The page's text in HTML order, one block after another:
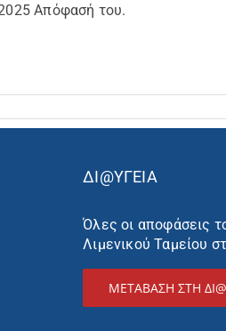
Απόφασή του.
ΔΙ@ΥΓΕΙΑ
Όλες οι αποφάσεις
Λιμενικού Ταμείου
ΜΕΤΑΒΑΣΗ ΣΤΗ